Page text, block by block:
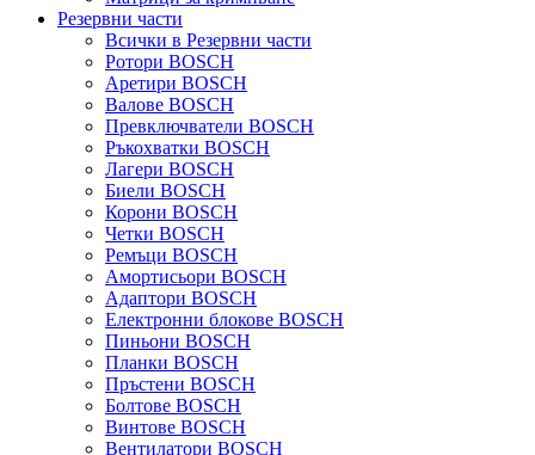
Резервни части
Всички в Резервни части
Ротори BOSCH
Аретири BOSCH
Валове BOSCH
Превключватели BOSCH
Ръкохватки BOSCH
Лагери BOSCH
Биели BOSCH
Корони BOSCH
Четки BOSCH
Ремъци BOSCH
Амортисьори BOSCH
Адаптори BOSCH
Електронни блокове BOSCH
Пиньони BOSCH
Планки BOSCH
Пръстени BOSCH
Болтове BOSCH
Винтове BOSCH
Вентилатори BOSCH